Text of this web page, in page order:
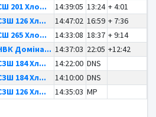
201 Хло... 14:39:05 13:24 + 4:01
126 Хл... 14:47:02 16:59 + 7:36
265 Хло... 14:33:08 18:37 + 9:14
Доміна... 14:37:03 22:05 +12:42
184 Хл... 14:22:00 DNS
184 Хл... 14:10:00 DNS
126 Хл... 14:35:03 MP